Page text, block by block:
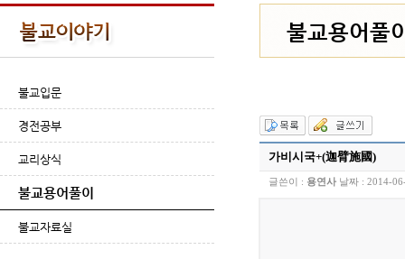
불교입문
경전공부
교리상식
불교용어풀이
불교자료실
불교용어풀
가비시국+(迦臂施國)
글쓴이 : 용연사 날짜 : 2014-